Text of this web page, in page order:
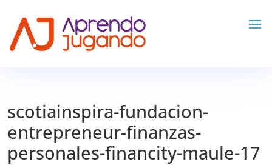
scotiainspira-fundacion-
entrepreneur-finanzas-
personales-financity-maule-17